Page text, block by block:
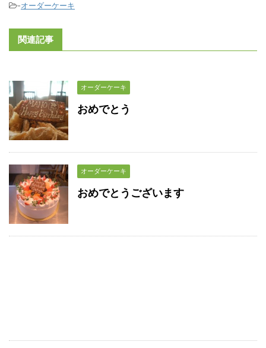
-オーダーケーキ
関連記事
オーダーケーキ
おめでとう
オーダーケーキ
おめでとうございます